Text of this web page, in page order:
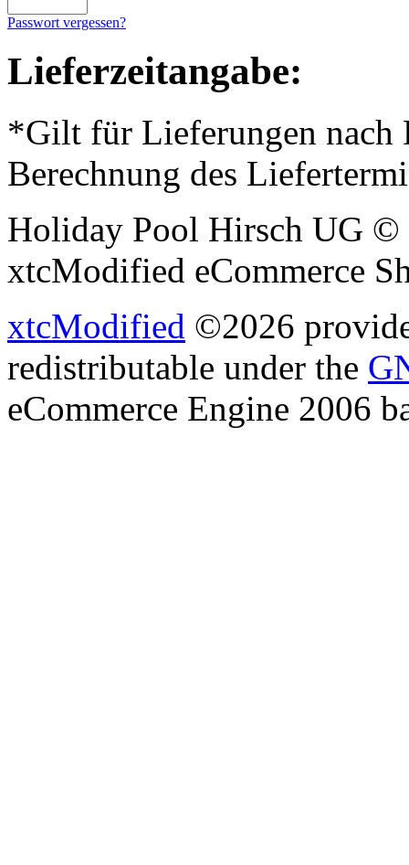
Passwort vergessen?
Lieferzeitangabe:
*Gilt für Lieferungen nach
Berechnung des
Holiday Pool Hirsch UG ©
xtcModified eCommerce
xtcModified ©2026
redistributable under the
eCommerce Engine 2006